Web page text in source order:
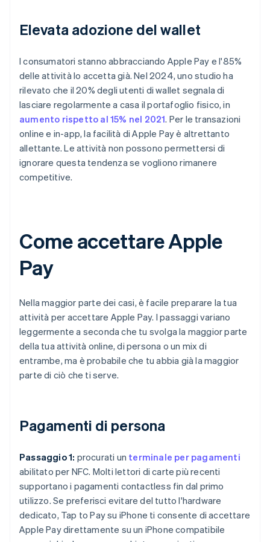
Elevata adozione del wallet
I consumatori stanno abbracciando Apple Pay e l'85%
delle attività lo accetta già. Nel 2024, uno studio ha
rilevato che il 20% degli utenti di wallet segnala di
lasciare regolarmente a casa il portafoglio fisico, in
aumento rispetto al 15% nel 2021. Per le transazioni
online e in-app, la facilità di Apple Pay è altrettanto
allettante. Le attività non possono permettersi di
ignorare questa tendenza se vogliono rimanere
competitive.
Come accettare Apple
Pay
Nella maggior parte dei casi, è facile preparare la tua
attività per accettare Apple Pay. I passaggi variano
leggermente a seconda che tu svolga la maggior parte
della tua attività online, di persona o un mix di
entrambe, ma è probabile che tu abbia già la maggior
parte di ciò che ti serve.
Pagamenti di persona
Passaggio 1: procurati un terminale per pagamenti
abilitato per NFC. Molti lettori di carte più recenti
supportano i pagamenti contactless fin dal primo
utilizzo. Se preferisci evitare del tutto l'hardware
dedicato, Tap to Pay su iPhone ti consente di accettare
Apple Pay direttamente su un iPhone compatibile